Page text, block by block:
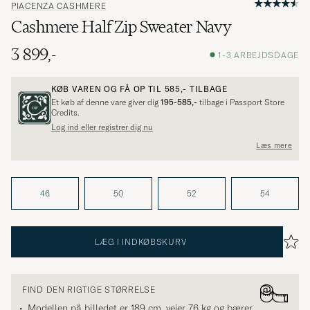
PIACENZA CASHMERE
Cashmere Half Zip Sweater Navy
3 899,-
1-3 ARBEJDSDAGE
KØB VAREN OG FÅ OP TIL 585,- TILBAGE
Et køb af denne vare giver dig 195-585,- tilbage i Passport Store
Credits.
Log ind eller registrer dig nu
Læs mere
46 50 52 54
LÆG I INDKØBSKURV
FIND DEN RIGTIGE STØRRELSE